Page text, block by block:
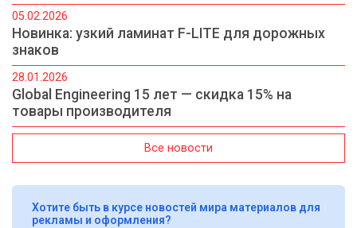
05.02.2026
Новинка: узкий ламинат F-LITE для дорожных
знаков
28.01.2026
Global Engineering 15 лет — скидка 15% на
товары производителя
Все новости
Хотите быть в курсе новостей мира материалов для
рекламы и оформления?